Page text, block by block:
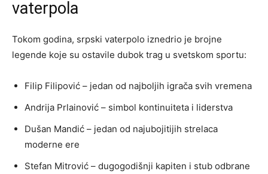
vaterpola
Tokom godina, srpski vaterpolo iznedrio je brojne
legende koje su ostavile dubok trag u svetskom sportu:
Filip Filipović – jedan od najboljih igrača svih vremena
Andrija Prlainović – simbol kontinuiteta i liderstva
Dušan Mandić – jedan od najubojitijih strelaca
moderne ere
Stefan Mitrović – dugogodišnji kapiten i stub odbrane